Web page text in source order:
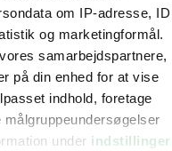
om IP-adresse, ID
og marketingformål.
samarbejdspartnere,
på din enhed for at vise
indhold, foretage
under indstillinger